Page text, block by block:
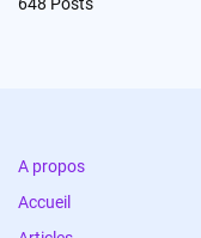
648 Posts
A propos
Accueil